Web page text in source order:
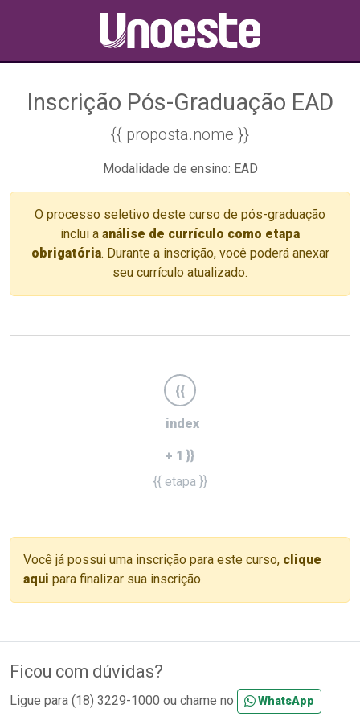
Inscrição Pós-Graduação EAD
{{ proposta.nome }}
Modalidade de ensino: EAD
O processo seletivo deste curso de pós-graduação
inclui a análise de currículo como etapa
obrigatória. Durante a inscrição, você poderá anexar
seu currículo atualizado.
{{
index
+ 1 }}
{{ etapa }}
Você já possui uma inscrição para este curso, clique
aqui para finalizar sua inscrição.
Ficou com dúvidas?
Ligue para (18) 3229-1000 ou chame no WhatsApp